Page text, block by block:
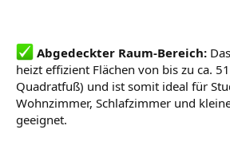
Abgedeckter Raum-Bereich:
heizt effizient Flächen von bis zu ca.
Quadratfuß) und ist somit ideal für
Wohnzimmer, Schlafzimmer und
geeignet.